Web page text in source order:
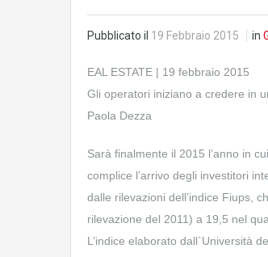
Pubblicato il 19 Febbraio 2015 in
EAL ESTATE | 19 febbraio 2015
Gli operatori iniziano a credere in
Paola Dezza
Sarà finalmente il 2015 l’anno in
complice l’arrivo degli investitori
dalle rilevazioni dell’indice Fiups,
rilevazione del 2011) a 19,5 nel
L’indice elaborato dall`Università